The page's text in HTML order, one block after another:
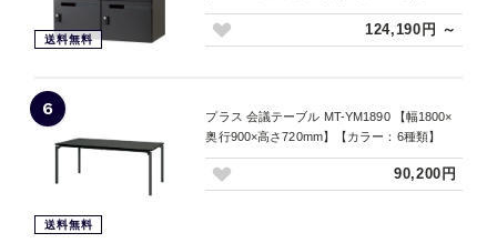
送料無料
124,190円 ～
6
送料無料
プラス 会議テーブル MT-YM1890 【幅1800×
奥行900×高さ720mm】【カラー：6種類】
90,200円